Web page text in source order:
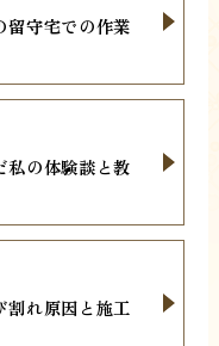
留守宅での作業
私の体験談と教
割れ原因と施工